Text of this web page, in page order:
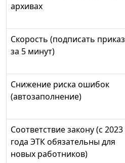
архивах
Скорость (подписать приказ
за 5 минут)
Снижение риска ошибок
(автозаполнение)
Соответствие закону (с 2023
года ЭТК обязательны для
новых работников)